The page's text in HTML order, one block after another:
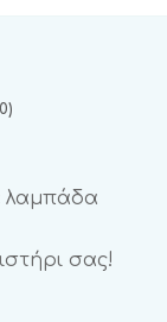
λαμπάδα
σας!